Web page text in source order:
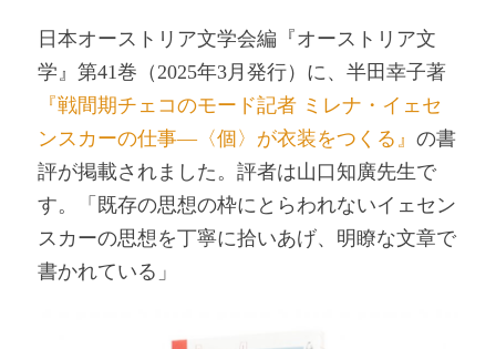
日本オーストリア文学会編『オーストリア文
学』第41巻（2025年3月発行）に、半田幸子著
『戦間期チェコのモード記者 ミレナ・イェセ
ンスカーの仕事―〈個〉が衣装をつくる』の書
評が掲載されました。評者は山口知廣先生で
す。「既存の思想の枠にとらわれないイェセン
スカーの思想を丁寧に拾いあげ、明瞭な文章で
書かれている」